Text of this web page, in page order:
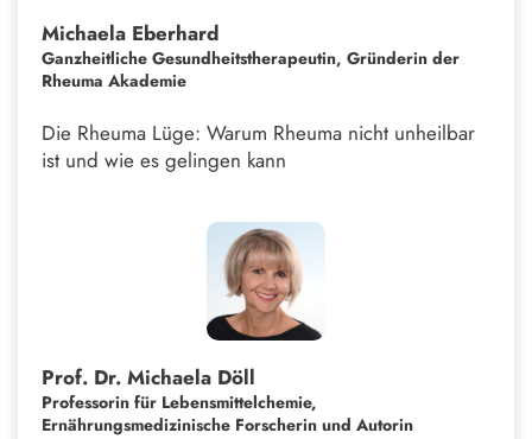
Michaela Eberhard
Ganzheitliche Gesundheitstherapeutin, Gründerin der
Rheuma Akademie
Die Rheuma Lüge: Warum Rheuma nicht unheilbar
ist und wie es gelingen kann
Prof. Dr. Michaela Döll
Professorin für Lebensmittelchemie,
Ernährungsmedizinische Forscherin und Autorin